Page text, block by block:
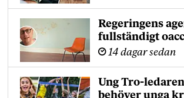
Regeringens
fullständigt
14 dagar sedan
Ung Tro-